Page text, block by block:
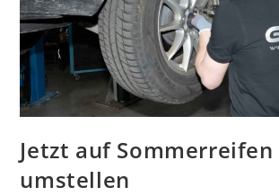
Jetzt auf Sommerreifen
umstellen